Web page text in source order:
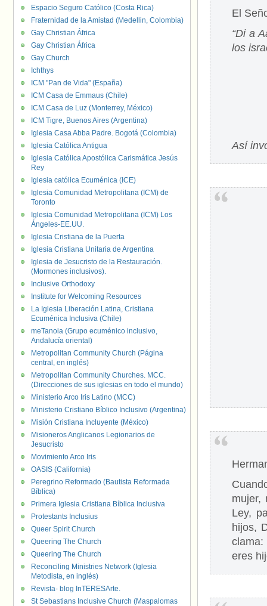
El
“Di a
los
Así
mujer,
Ley,
hijos,
clama:
eres
Espacio Seguro Católico (Costa Rica)
Fraternidad de la Amistad (Medellin, Colombia)
Gay Christian África
Gay Christian África
Gay Church
Ichthys
ICM "Pan de Vida" (España)
ICM Casa de Emmaus (Chile)
ICM Casa de Luz (Monterrey, México)
ICM Tigre, Buenos Aires (Argentina)
Iglesia Casa Abba Padre. Bogotá (Colombia)
Iglesia Católica Antigua
Iglesia Católica Apostólica Carismática Jesús
Rey
Iglesia católica Ecuménica (ICE)
Iglesia Comunidad Metropolitana (ICM) de
Toronto
Iglesia Comunidad Metropolitana (ICM) Los
Ángeles-EE.UU.
Iglesia Cristiana de la Puerta
Iglesia Cristiana Unitaria de Argentina
Iglesia de Jesucristo de la Restauración.
(Mormones inclusivos).
Inclusive Orthodoxy
Institute for Welcoming Resources
La Iglesia Liberación Latina, Cristiana
Ecuménica Inclusiva (Chile)
meTanoia (Grupo ecuménico inclusivo,
Andalucía oriental)
Metropolitan Community Church (Página
central, en inglés)
Metropolitan Community Churches. MCC.
(Direcciones de sus iglesias en todo el mundo)
Ministerio Arco Iris Latino (MCC)
Ministerio Cristiano Bíblico Inclusivo (Argentina)
Misión Cristiana Incluyente (México)
Misioneros Anglicanos Legionarios de
Jesucristo
Movimiento Arco Iris
OASIS (California)
Peregrino Reformado (Bautista Reformada
Bíblica)
Primera Iglesia Cristiana Bíblica Inclusiva
Protestants Inclusius
Queer Spirit Church
Queering The Church
Queering The Church
Reconciling Ministries Network (Iglesia
Metodista, en inglés)
Revista- blog InTERESArte.
St Sebastians Inclusive Church (Maspalomas